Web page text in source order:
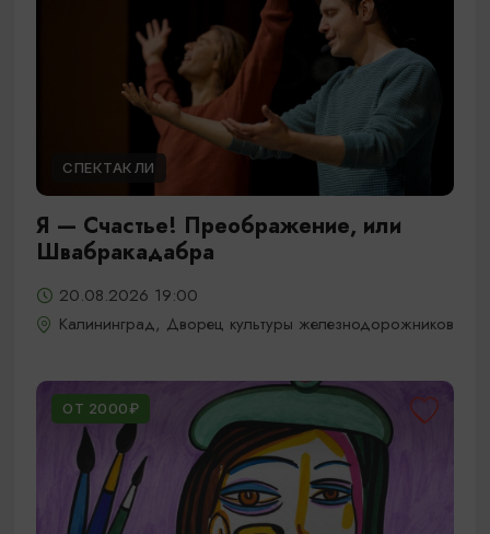
СПЕКТАКЛИ
Я — Счастье! Преображение, или
Швабракадабра
20.08.2026 19:00
Калининград, Дворец культуры железнодорожников
ОТ 2000₽